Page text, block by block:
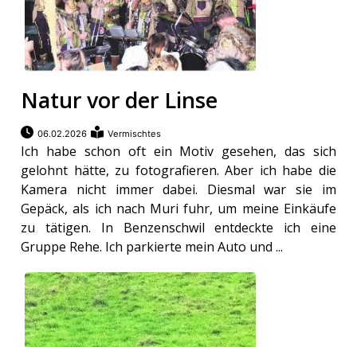
Natur vor der Linse
06.02.2026 Vermischtes
Ich habe schon oft ein Motiv gesehen, das sich
gelohnt hätte, zu fotografieren. Aber ich habe die
Kamera nicht immer dabei. Diesmal war sie im
Gepäck, als ich nach Muri fuhr, um meine Einkäufe
zu tätigen. In Benzenschwil entdeckte ich eine
Gruppe Rehe. Ich parkierte mein Auto und ...